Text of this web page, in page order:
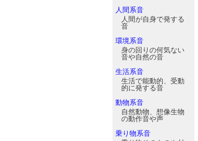
人間系音
人間が自身で発する
音
環境系音
身の回りの何気ない
音や自然の音
生活系音
生活で能動的、受動
的に発する音
動物系音
自然動物、想像生物
の動作音や声
乗り物系音